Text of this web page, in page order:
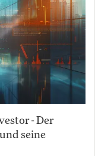
- Der
seine